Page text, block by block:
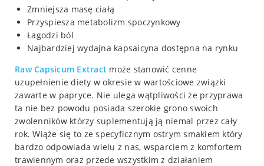
Zmniejsza masę ciałą
Przyspiesza metabolizm spoczynkowy
Łagodzi ból
Najbardziej wydajna kapsaicyna dostępna na rynku
Raw Capsicum Extract może stanowić cenne
uzupełnienie diety w okresie w wartościowe związki
zawarte w papryce. Nie ulega wątpliwości że przyprawa
ta nie bez powodu posiada szerokie grono swoich
zwolenników którzy suplementują ją niemal przez cały
rok. Wiąże się to ze specyficznym ostrym smakiem który
bardzo odpowiada wielu z nas, wsparciem z komfortem
trawiennym oraz przede wszystkim z działaniem